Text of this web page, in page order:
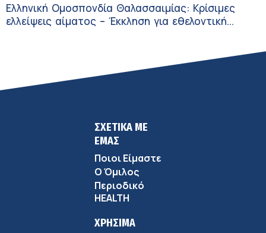
Ελληνική Ομοσπονδία Θαλασσαιμίας: Κρίσιμες
ελλείψεις αίματος – Έκκληση για εθελοντική
ΣΧΕΤΙΚΑ ΜΕ
ΕΜΑΣ
Ποιοι Είμαστε
Ο Όμιλος
Περιοδικό
HEALTH
ΧΡΗΣΙΜΑ